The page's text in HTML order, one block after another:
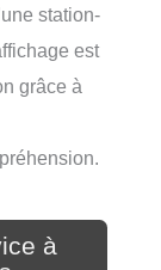
station-
est
grâce à
à